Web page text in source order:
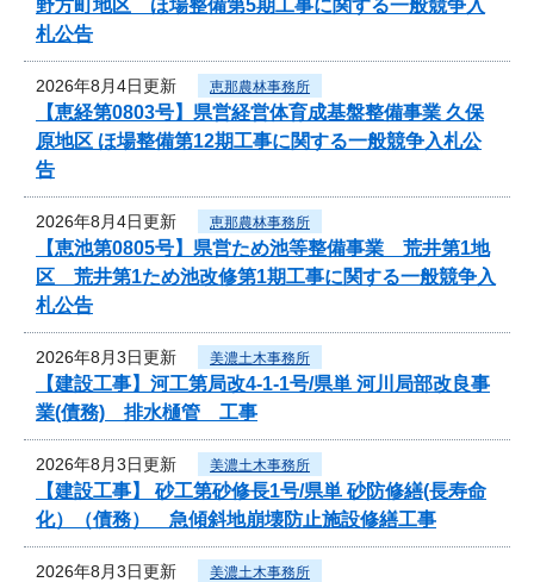
野方町地区 ほ場整備第5期工事に関する一般競争入
札公告
2026年8月4日更新 恵那農林事務所
【恵経第0803号】県営経営体育成基盤整備事業 久保
原地区 ほ場整備第12期工事に関する一般競争入札公
告
2026年8月4日更新 恵那農林事務所
【恵池第0805号】県営ため池等整備事業 荒井第1地
区 荒井第1ため池改修第1期工事に関する一般競争入
札公告
2026年8月3日更新 美濃土木事務所
【建設工事】河工第局改4-1-1号/県単 河川局部改良事
業(債務) 排水樋管 工事
2026年8月3日更新 美濃土木事務所
【建設工事】 砂工第砂修長1号/県単 砂防修繕(長寿命
化）（債務） 急傾斜地崩壊防止施設修繕工事
2026年8月3日更新 美濃土木事務所